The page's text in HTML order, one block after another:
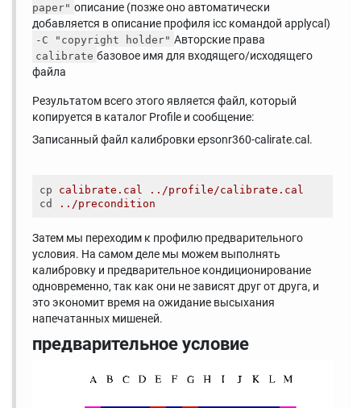
paper" описание (позже оно автоматически
добавляется в описание профиля icc командой applycal)
-C "copyright holder" Авторские права
calibrate базовое имя для входящего/исходящего
файла
Результатом всего этого является файл, который
копируется в каталог Profile и сообщение:
Записанный файл калибровки epsonr360-calirate.cal.
cp
calibrate.cal ../profile/calibrate.cal
cd
../precondition
Затем мы переходим к профилю предварительного
условия. На самом деле мы можем выполнять
калибровку и предварительное кондиционирование
одновременно, так как они не зависят друг от друга, и
это экономит время на ожидание высыхания
напечатанных мишеней.
предварительное условие